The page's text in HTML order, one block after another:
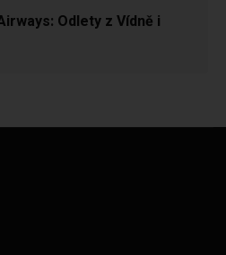
Odlety z Vídně i